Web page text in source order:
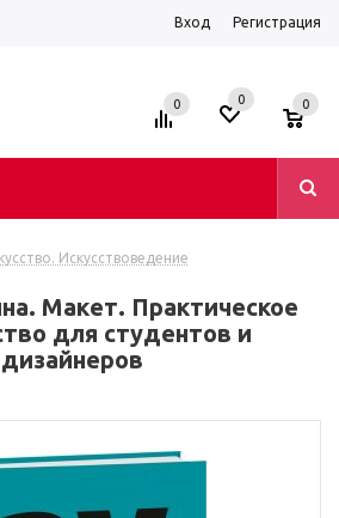
Вход Регистрация
0 0 0
Искусствоведение
Макет. Практическое
для студентов и
дизайнеров